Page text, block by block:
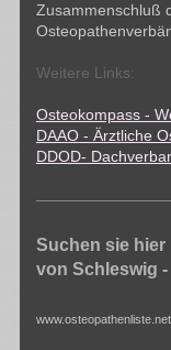
Zusammenschluß
Weitere Links:
Osteokompass -
DAAO - Ärztliche
DDOD-
Suchen sie hier
von Schleswig
www.osteopathenliste.net